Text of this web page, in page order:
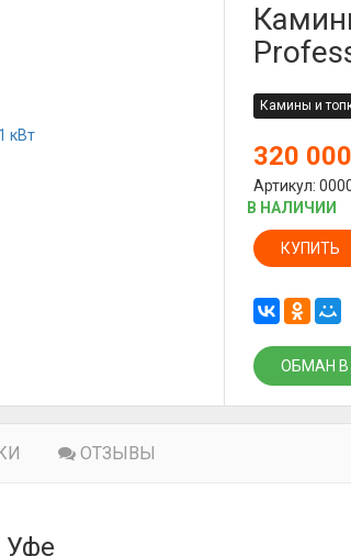
Камины и
320
Артикул:
В НАЛИЧИИ
КУПИТЬ
ОБМАН
ОТЗЫВЫ